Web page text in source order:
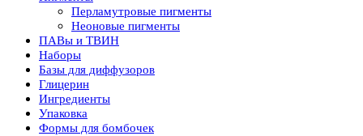
Перламутровые пигменты
Неоновые пигменты
ПАВы и ТВИН
Наборы
Базы для диффузоров
Глицерин
Ингредиенты
Упаковка
Формы для бомбочек